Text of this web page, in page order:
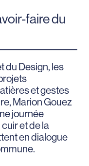
faire du
du Design, les
et gestes
Marion Gouez
journée
et de la
en dialogue